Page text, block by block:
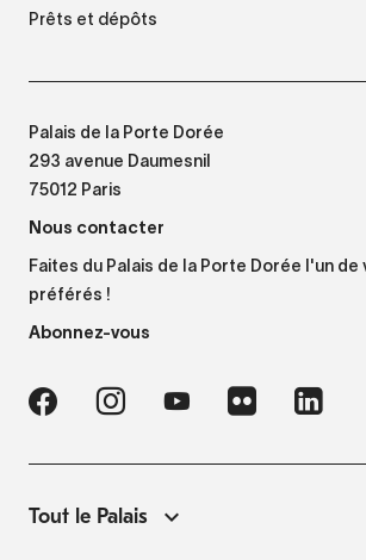
Prêts et dépôts
Palais de la Porte Dorée
293 avenue Daumesnil
75012 Paris
Nous contacter
Faites du Palais de la Porte Dorée l'un
préférés !
Abonnez-vous
Tout le Palais